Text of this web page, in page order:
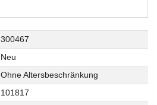
300467
Neu
Ohne Altersbeschränkung
101817